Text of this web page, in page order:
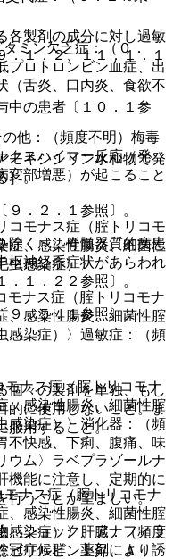
製剤の成分に対し過敏
１．２、１１．１．１
の患者〔１０．１参
キシシリン水和物で発
］。
．２．１参照〕。
く＞、脊髄器質的疾患
枢神経系症状があらわれ
１．２２参照〕。
９．５．１参照〕。
々の製剤を単独、もし
的に使用しないこと。ま
服用すること。
ム〉ラベプラゾールナ
機能に注意し、定期的に
行うことが望ましい。
ショック、アナフィラ
冠症候群、薬剤により誘
ミン欠乏症：（０．
プロトロンビン血症、出
（舌炎、口内炎、食欲不
他：（頻度不明）梅毒
クスハイマー反応（発
変部増悪）が起こること
モナス症（腟トリコモ
症、感染性腸炎、細菌性
虫感染症）〉
ナス症（腟トリコモナ
、感染性腸炎、細菌性腟
感染症）〉過敏症：（頻
ナス症（腟トリコモナ
、感染性腸炎、細菌性腟
感染症）〉消化器：（頻
不快感、下痢、腹痛、味
ナス症（腟トリコモナ
、感染性腸炎、細菌性腟
感染症）〉肝臓：（頻度
ビリルビン上昇、Ａｌ